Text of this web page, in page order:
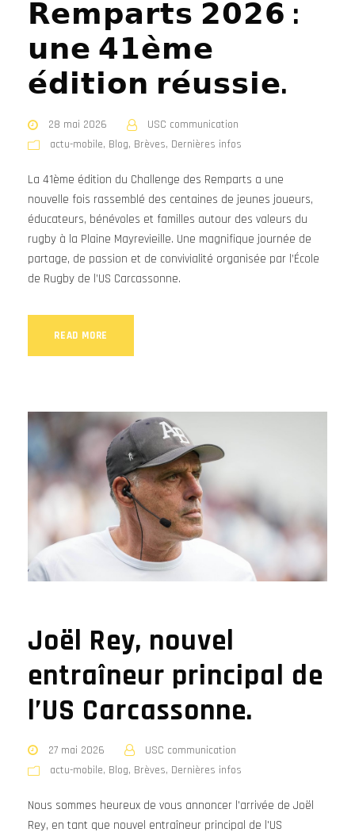
𝗥𝗲𝗺𝗽𝗮𝗿𝘁𝘀 𝟮𝟬𝟮𝟲 :
𝘂𝗻𝗲 𝟰𝟭𝗲̀𝗺𝗲
𝗲́𝗱𝗶𝘁𝗶𝗼𝗻 𝗿𝗲́𝘂𝘀𝘀𝗶𝗲.
28 mai 2026
USC communication
actu-mobile, Blog, Brèves, Dernières infos
La 41ème édition du Challenge des Remparts a une
nouvelle fois rassemblé des centaines de jeunes joueurs,
éducateurs, bénévoles et familles autour des valeurs du
rugby à la Plaine Mayrevieille. Une magnifique journée de
partage, de passion et de convivialité organisée par l’École
de Rugby de l’US Carcassonne.
READ MORE
Joël Rey, nouvel
entraîneur principal de
l’US Carcassonne.
27 mai 2026
USC communication
actu-mobile, Blog, Brèves, Dernières infos
Nous sommes heureux de vous annoncer l'arrivée de Joël
Rey, en tant que nouvel entraîneur principal de l'US